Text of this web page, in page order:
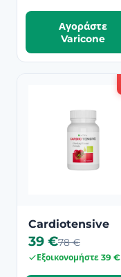
Αγοράστε
Varicone
Cardiotensive
39 €78 €
Εξοικονομήστε 39 €